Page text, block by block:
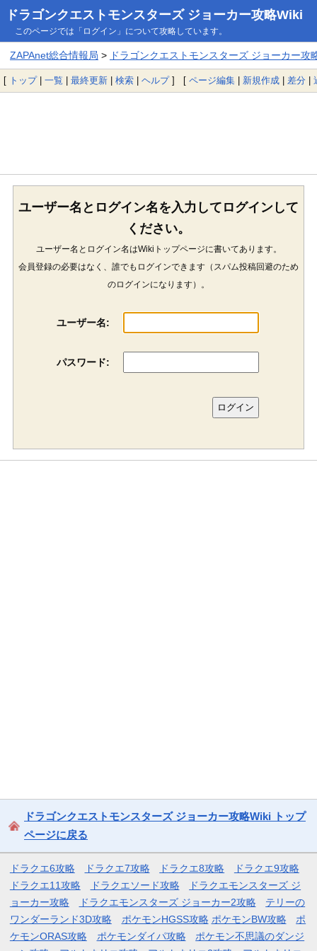
ドラゴンクエストモンスターズ ジョーカー攻略Wiki
このページでは「ログイン」について攻略しています。
ZAPAnet総合情報局 > ドラゴンクエストモンスターズ ジョーカー攻
[ トップ| 一覧 | 最終更新 | 検索 | ヘルプ] [ ページ編集 | 新規作成 | 差分 |
ユーザー名とログイン名を入力してログインして
ください。
ユーザー名とログイン名はWikiトップページに書いてあります。
会員登録の必要はなく、誰でもログインできます（スパム投稿回避のため
のログインになります）。
ユーザー名:
パスワード:
ドラゴンクエストモンスターズ ジョーカー攻略Wiki トップ
ページに戻る
ドラクエ6攻略 ドラクエ7攻略 ドラクエ8攻略
ドラクエ9攻略
ドラクエ11攻略
ドラクエソード攻略
ドラクエモンスターズ ジ
ョーカー攻略
ドラクエモンスターズ ジョーカー2攻略
テリーの
ワンダーランド3D攻略
ポケモンHGSS攻略 ポケモンBW攻略
ポ
ケモンORAS攻略
ポケモンダイパ攻略
ポケモン不思議のダンジ